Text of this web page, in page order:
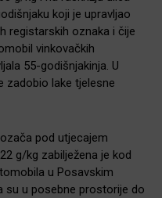
koji je upravljao
registarskih oznaka i čije
vinkovačkih
55-godišnjakinja. U
zadobio lake tjelesne
pod utjecajem
g/kg zabilježena je kod
u Posavskim
su u posebne prostorije do